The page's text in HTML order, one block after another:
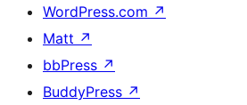
WordPress.com ↗
Matt ↗
bbPress ↗
BuddyPress ↗